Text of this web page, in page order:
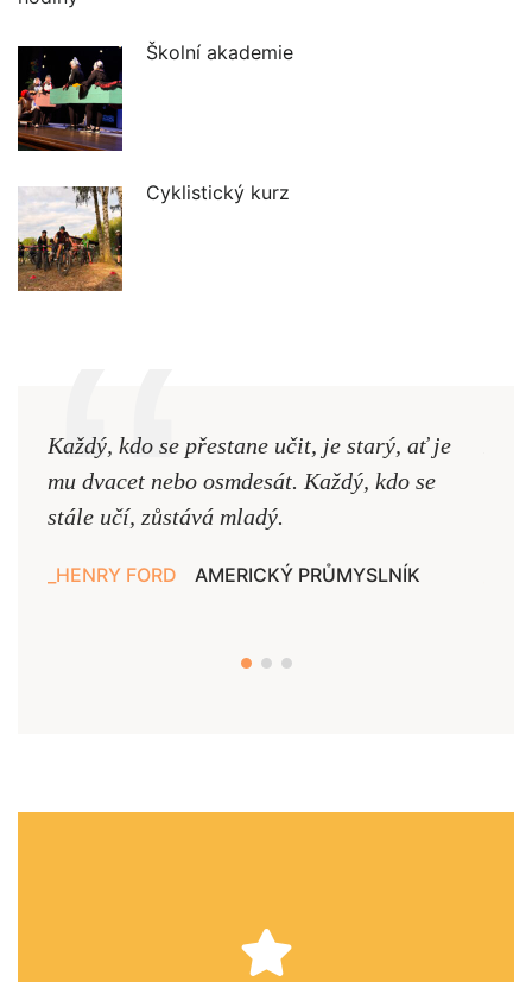
Školní akademie
Cyklistický kurz
Každý, kdo se přestane učit, je starý, ať je
mu dvacet nebo osmdesát. Každý, kdo se
stále učí, zůstává mladý.
HENRY FORD AMERICKÝ PRŮMYSLNÍK